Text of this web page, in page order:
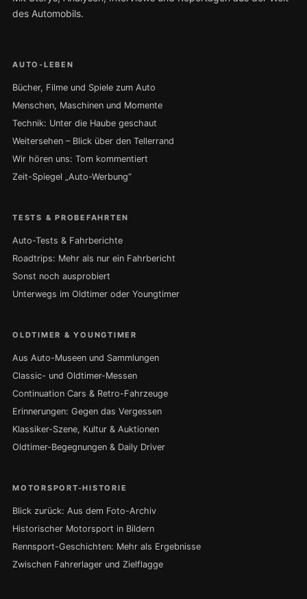
des Automobils.
AUTO-LEBEN
Bücher, Filme und Spiele zum Auto
Menschen, Maschinen und Momente
Technik: Unter die Haube geschaut
Weitersehen – Blick über den Tellerrand
Wir hören uns: Tom kommentiert
Zeit-Spiegel „Auto-Werbung“
TESTS & PROBEFAHRTEN
Auto-Tests & Fahrberichte
Roadtrips: Mehr als nur ein Fahrbericht
Sonst noch ausprobiert
Unterwegs im Oldtimer oder Youngtimer
OLDTIMER & YOUNGTIMER
Aus Auto-Museen und Sammlungen
Classic- und Oldtimer-Messen
Continuation Cars & Retro-Fahrzeuge
Erinnerungen: Gegen das Vergessen
Klassiker-Szene, Kultur & Auktionen
Oldtimer-Begegnungen & Daily Driver
MOTORSPORT-HISTORIE
Blick zurück: Aus dem Foto-Archiv
Historischer Motorsport in Bildern
Rennsport-Geschichten: Mehr als Ergebnisse
Zwischen Fahrerlager und Zielflagge